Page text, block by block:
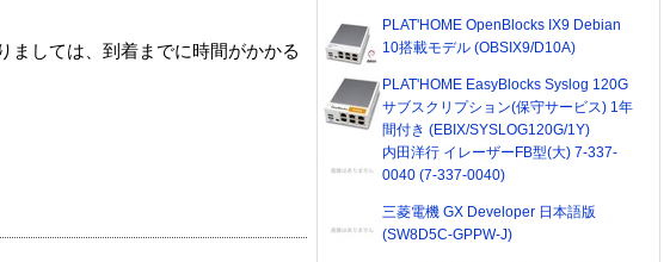
ましては、到着までに時間がかかる
PLAT'HOME OpenBlocks IX9 Debian
10搭載モデル (OBSIX9/D10A)
PLAT'HOME EasyBlocks Syslog 120G
サブスクリプション(保守サービス) 1年
間付き (EBIX/SYSLOG120G/1Y)
内田洋行 イレーザーFB型(大) 7-337-
0040 (7-337-0040)
三菱電機 GX Developer 日本語版
(SW8D5C-GPPW-J)